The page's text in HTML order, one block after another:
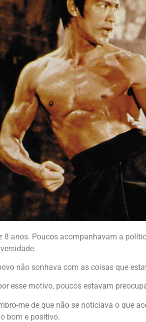
8 anos. Poucos acompanhavam a
não sonhava com as coisas que
esse motivo, poucos estavam
me de que não se noticiava o que
bom e positivo.